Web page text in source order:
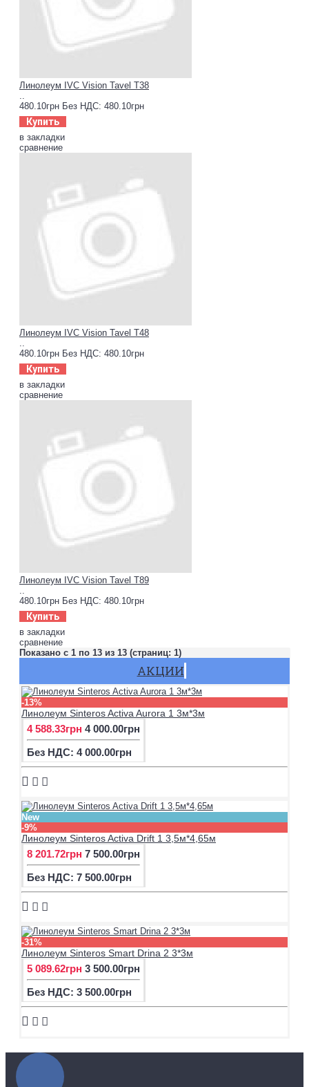
Линолеум IVC Vision Tavel T38
480.10грн Без НДС: 480.10грн
Купить
в закладки
сравнение
Линолеум IVC Vision Tavel T48
480.10грн Без НДС: 480.10грн
Купить
в закладки
сравнение
Линолеум IVC Vision Tavel T89
480.10грн Без НДС: 480.10грн
Купить
в закладки
сравнение
Показано с 1 по 13 из 13 (страниц: 1)
АКЦИИ
-13%
Линолеум Sinteros Activa Aurora 1 3м*3м
4 588.33грн 4 000.00грн
Без НДС: 4 000.00грн
New
-9%
Линолеум Sinteros Activa Drift 1 3,5м*4,65м
8 201.72грн 7 500.00грн
Без НДС: 7 500.00грн
-31%
Линолеум Sinteros Smart Drina 2 3*3м
5 089.62грн 3 500.00грн
Без НДС: 3 500.00грн